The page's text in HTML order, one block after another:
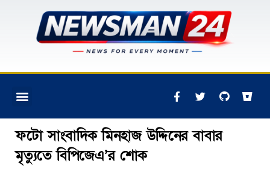
ফটো সাংবাদিক মিনহাজ উদ্দিনের বাবার
মৃত্যুতে বিপিজেএ’র শোক